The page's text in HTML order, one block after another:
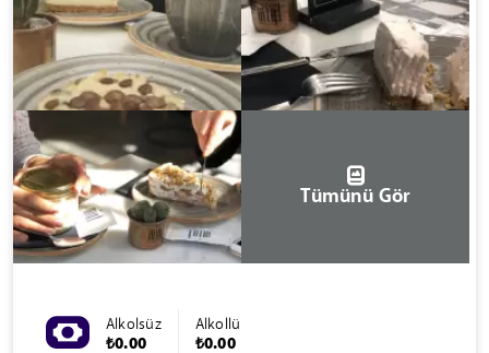
Tümünü Gör
Alkolsüz
₺0.00
Alkollü
₺0.00